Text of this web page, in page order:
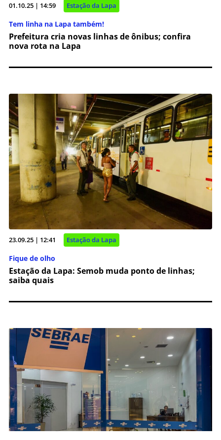
01.10.25 | 14:59 Estação da Lapa
Tem linha na Lapa também!
Prefeitura cria novas linhas de ônibus; confira
nova rota na Lapa
23.09.25 | 12:41 Estação da Lapa
Fique de olho
Estação da Lapa: Semob muda ponto de linhas;
saiba quais